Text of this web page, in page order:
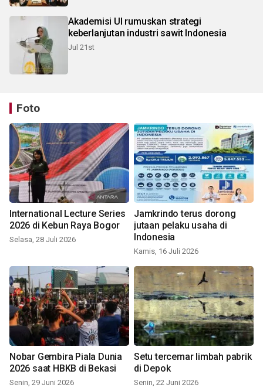
Akademisi UI rumuskan strategi
keberlanjutan industri sawit Indonesia
Jul 21st
Foto
International Lecture Series
2026 di Kebun Raya Bogor
Selasa, 28 Juli 2026
Jamkrindo terus dorong
jutaan pelaku usaha di
Indonesia
Kamis, 16 Juli 2026
Nobar Gembira Piala Dunia
2026 saat HBKB di Bekasi
Senin, 29 Juni 2026
Setu tercemar limbah pabrik
di Depok
Senin, 22 Juni 2026